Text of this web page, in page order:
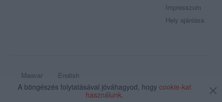
Impresszum
Hely ajánlása
Magyar
English
© 2009 - 2026 Etterem.hu - Minden jog fenntartva
A böngészés folytatásával jóváhagyod, hogy cookie-kat
használunk.